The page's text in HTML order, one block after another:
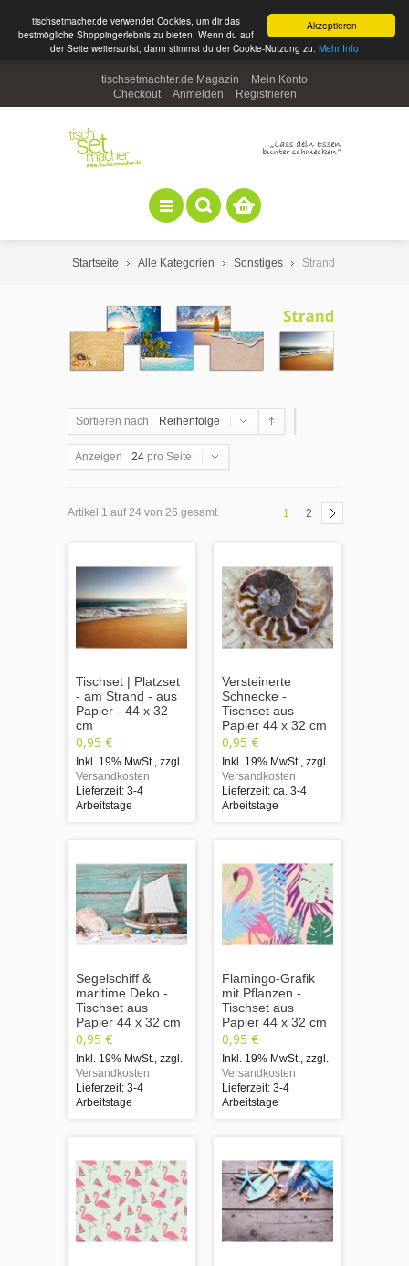
Akzeptieren
tischsetmacher.de verwendet Cookies, um dir das
bestmögliche Shoppingerlebnis zu bieten. Wenn du auf
der Seite weitersurfst, dann stimmst du der Cookie-Nutzung zu. Mehr Info
tischsetmachter.de Magazin
Mein Konto
Checkout
Anmelden Registrieren
Startseite Alle Kategorien Sonstiges Strand
Sortieren nach Reihenfolge
Anzeigen 24 pro Seite
Artikel 1 auf 24 von 26 gesamt 1 2
Tischset | Platzset
- am Strand - aus
Papier - 44 x 32
cm
0,95 €
Inkl. 19% MwSt. zzgl.
Versandkosten
Lieferzeit: 3-4
Arbeitstage
Versteinerte
Schnecke -
Tischset aus
Papier 44 x 32 cm
0,95 €
Inkl. 19% MwSt. zzgl.
Versandkosten
Lieferzeit: ca. 3-4
Arbeitstage
Segelschiff &
maritime Deko -
Tischset aus
Papier 44 x 32 cm
0,95 €
Inkl. 19% MwSt. zzgl.
Versandkosten
Lieferzeit: 3-4
Arbeitstage
Flamingo-Grafik
mit Pflanzen -
Tischset aus
Papier 44 x 32 cm
0,95 €
Inkl. 19% MwSt. zzgl.
Versandkosten
Lieferzeit: 3-4
Arbeitstage